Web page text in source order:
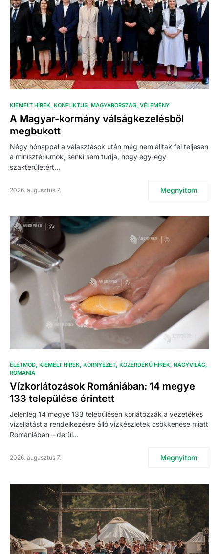
KIEMELT HÍREK KONFLIKTUS MAGYARORSZÁG VÉLEMÉNY
A Magyar-kormány válságkezelésből
megbukott
Négy hónappal a választások után még nem álltak fel teljesen
a minisztériumok, senki sem tudja, hogy egy-egy
szakterületért…
2026. augusztus 7. Megnyitom
ÉLETMÓD KIEMELT HÍREK KÖRNYEZET KÖZÉRDEKŰ HÍREK NAGYVILÁG
ROMÁNIA
Vízkorlátozások Romániában: 14 megye
133 települése érintett
Jelenleg 14 megye 133 településén korlátozzák a vezetékes
vízellátást a rendelkezésre álló vízkészletek csökkenése miatt
Romániában – derül…
2026. augusztus 7. Megnyitom